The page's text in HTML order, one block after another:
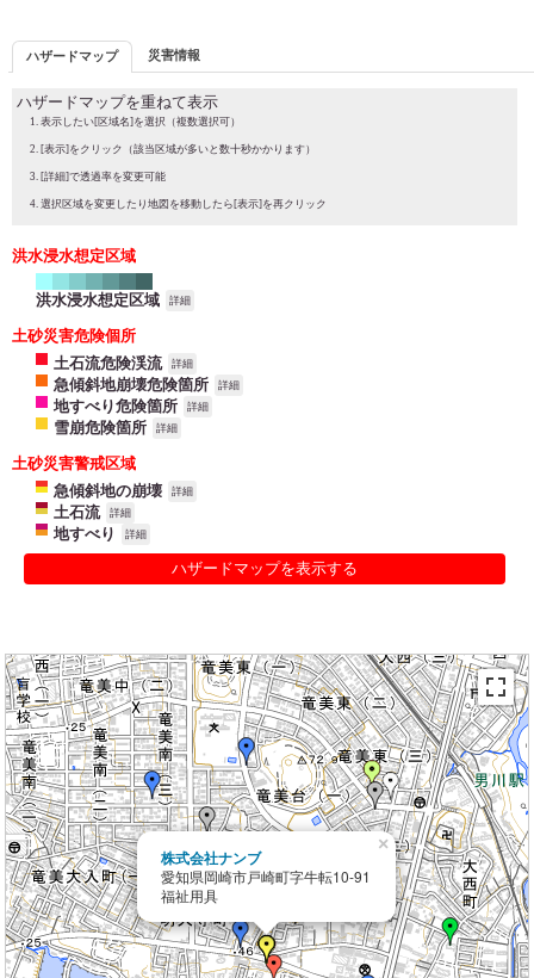
ハザードマップ 災害情報
ハザードマップを重ねて表示
表示したい[区域名]を選択（複数選択可）
[表示]をクリック（該当区域が多いと数十秒かかります）
[詳細]で透過率を変更可能
選択区域を変更したり地図を移動したら[表示]を再クリック
洪水浸水想定区域
洪水浸水想定区域 詳細
土砂災害危険個所
土石流危険渓流
詳細
急傾斜地崩壊危険箇所 詳細
地すべり危険箇所 詳細
雪崩危険箇所 詳細
土砂災害警戒区域
急傾斜地の崩壊
詳細
土石流 詳細
地すべり 詳細
ハザードマップを表示する
株式会社ナンブ
愛知県岡崎市戸崎町字牛転10-91
福祉用具
×